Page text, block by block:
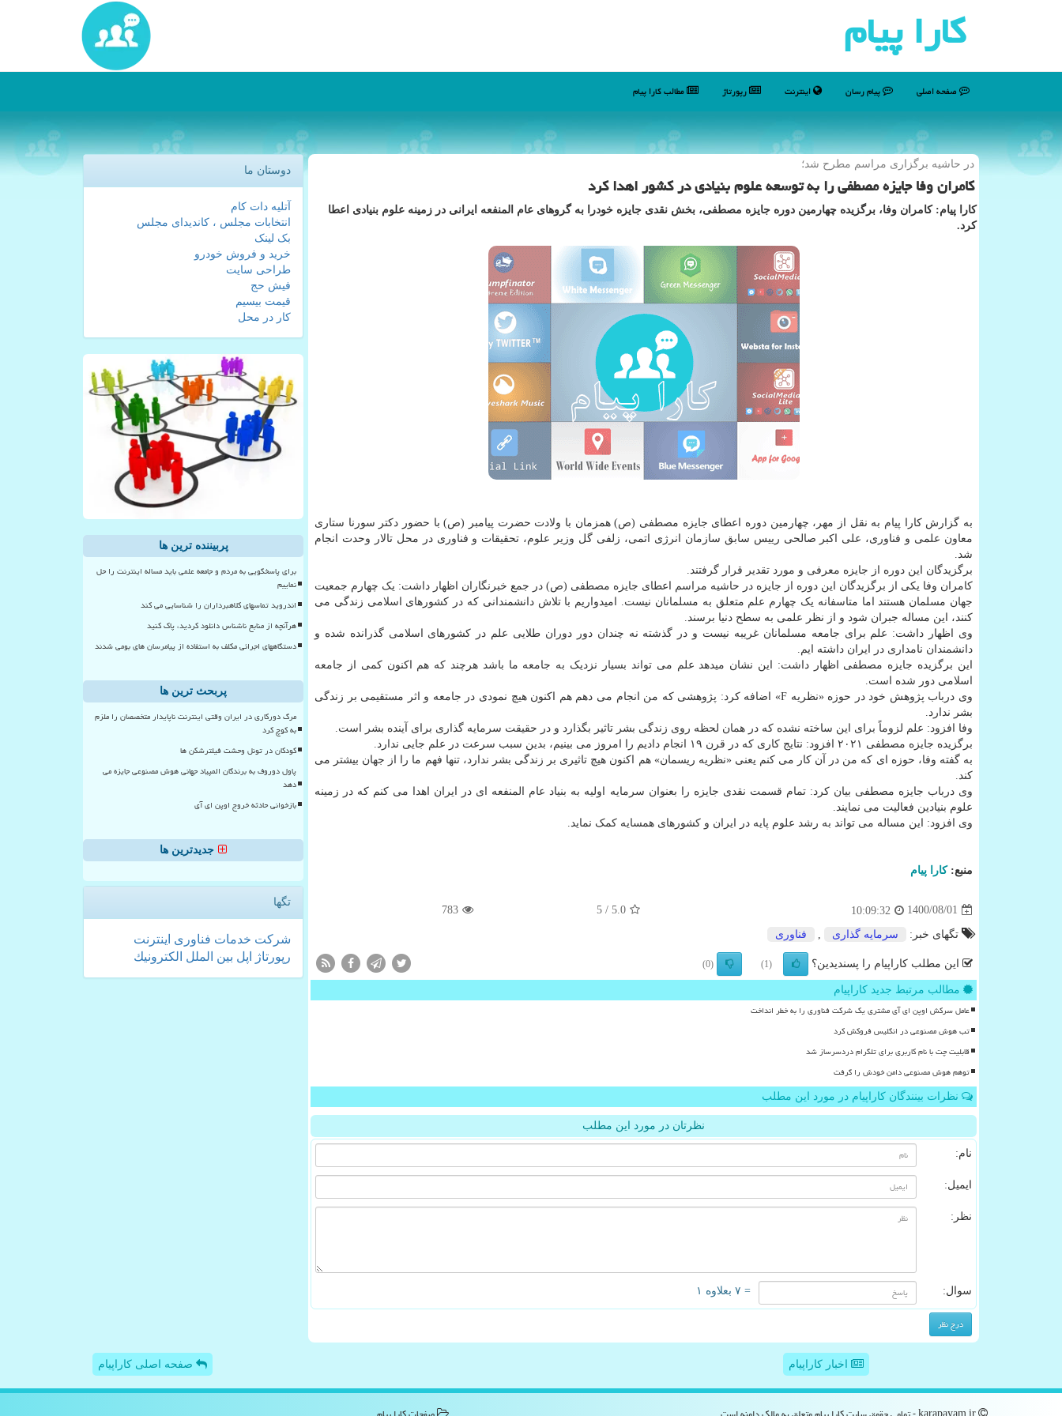
كارا پیام
صفحه اصلی پیام رسان اینترنت رپورتاژ مطالب كارا پیام
در حاشیه برگزاری مراسم مطرح شد؛
کامران وفا جایزه مصطفی را به توسعه علوم بنیادی در کشور اهدا کرد
کارا پیام: کامران وفا، برگزیده چهارمین دوره جایزه مصطفی، بخش نقدی جایزه خودرا به گروهای عام المنفعه ایرانی در زمینه علوم بنیادی اعطا
کرد.
به گزارش کارا پیام به نقل از مهر، چهارمین دوره اعطای جایزه مصطفی (ص) همزمان با ولادت حضرت پیامبر (ص) با حضور دکتر سورنا ستاری
معاون علمی و فناوری، علی اکبر صالحی رییس سابق سازمان انرژی اتمی، زلفی گل وزیر علوم، تحقیقات و فناوری در محل تالار وحدت انجام
شد.
برگزیدگان این دوره از جایزه معرفی و مورد تقدیر قرار گرفتند.
کامران وفا یکی از برگزیدگان این دوره از جایزه در حاشیه مراسم اعطای جایزه مصطفی (ص) در جمع خبرنگاران اظهار داشت: یک چهارم جمعیت
جهان مسلمان هستند اما متاسفانه یک چهارم علم متعلق به مسلمانان نیست. امیدواریم با تلاش دانشمندانی که در کشورهای اسلامی زندگی می
کنند، این مساله جبران شود و از نظر علمی به سطح دنیا برسند.
وی اظهار داشت: علم برای جامعه مسلمانان غریبه نیست و در گذشته نه چندان دور دوران طلایی علم در کشورهای اسلامی گذرانده شده و
دانشمندان نامداری در ایران داشته ایم.
این برگزیده جایزه مصطفی اظهار داشت: این نشان میدهد علم می تواند بسیار نزدیک به جامعه ما باشد هرچند که هم اکنون کمی از جامعه
اسلامی دور شده است.
وی درباب پژوهش خود در حوزه «نظریه F» اضافه کرد: پژوهشی که من انجام می دهم هم اکنون هیچ نمودی در جامعه و اثر مستقیمی بر زندگی
بشر ندارد.
وفا افزود: علم لزوماً برای این ساخته نشده که در همان لحظه روی زندگی بشر تاثیر بگذارد و در حقیقت سرمایه گذاری برای آینده بشر است.
برگزیده جایزه مصطفی ۲۰۲۱ افزود: نتایج کاری که در قرن ۱۹ انجام دادیم را امروز می بینیم، بدین سبب سرعت در علم جایی ندارد.
به گفته وفا، حوزه ای که من در آن کار می کنم یعنی «نظریه ریسمان» هم اکنون هیچ تاثیری بر زندگی بشر ندارد، تنها فهم ما را از جهان بیشتر می
کند.
وی درباب جایزه مصطفی بیان کرد: تمام قسمت نقدی جایزه را بعنوان سرمایه اولیه به بنیاد عام المنفعه ای در ایران اهدا می کنم که در زمینه
علوم بنیادین فعالیت می نمایند.
وی افزود: این مساله می تواند به رشد علوم پایه در ایران و کشورهای همسایه کمک نماید.
منبع:كارا پیام
1400/08/01
10:09:32
5.0
/ 5
783
تگهای خبر: سرمایه گذاری فناوری
این مطلب کاراپیام را پسندیدین؟ (1)
(0)
مطالب مرتبط جدید کاراپیام
عامل سرکش اوپن ای آی مشتری یک شرکت فناوری را به خطر انداخت
تب هوش مصنوعی در انگلیس فروکش کرد
قابلیت چت با نام کاربری برای تلگرام دردسرساز شد
توهم هوش مصنوعی دامن خودش را گرفت
نظرات بینندگان کاراپیام در مورد این مطلب
نظرتان در مورد این مطلب
نام:
ایمیل:
نظر:
سوال: = ۷ بعلاوه ۱
دوستان ما
آتلیه دات کام
انتخابات مجلس ، کاندیدای مجلس
بک لینک
خرید و فروش خودرو
طراحی سایت
فیش حج
قیمت بیسیم
کار در محل
پربیننده ترین ها
برای پاسخگویی به مردم و جامعه علمی باید مساله اینترنت را حل
نماییم
اندروید تماسهای کلاهبرداران را شناسایی می کند
هرآنچه از منابع ناشناس دانلود کردید، پاک کنید
دستگاههای اجرائی مکلف به استفاده از پیامرسان های بومی شدند
پربحث ترین ها
مرگ دورکاری در ایران وقتی اینترنت ناپایدار متخصصان را ملزم
به کوچ کرد
کودکان در تونل وحشت فیلترشکن ها
پاول دوروف به برندگان المپیاد جهانی هوش مصنوعی جایزه می
دهد
بازخوانی حادثه خروج اوپن ای آی
جدیدترین ها
تگها
شركت خدمات فناوری اینترنت
رپورتاژ
اپل بین الملل الكترونیك
اخبار کاراپیام صفحه اصلی کاراپیام